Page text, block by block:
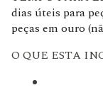
dias úteis para
peças em ouro
O QUE ESTA